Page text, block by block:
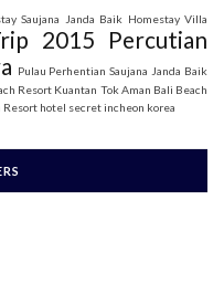
Saujana Janda Baik Homestay Villa
2015
Percutian
Pulau Perhentian Saujana Janda Baik
Resort Kuantan Tok Aman Bali Beach
Resort hotel secret incheon korea